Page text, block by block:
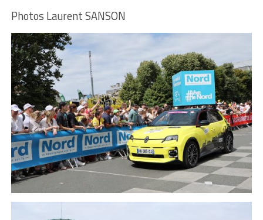
Photos Laurent SANSON